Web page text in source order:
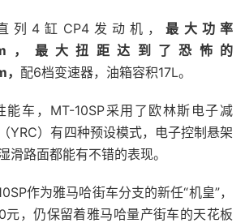
列4缸CP4发动机，最大功率
，最大扭距达到了恐怖的
配6档变速器，油箱容积17L。
能车，MT-10SP采用了欧林斯电子减
YRC）有四种预设模式，电子控制悬架
滑路面都能有不错的表现。
作为雅马哈街车分支的新任“机皇”，
，仍保留着雅马哈量产街车的天花板